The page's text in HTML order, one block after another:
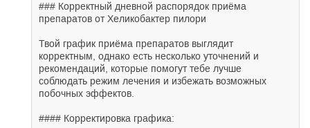
### Корректный дневной распорядок приёма
препаратов от Хеликобактер пилори
Твой график приёма препаратов выглядит
корректным, однако есть несколько уточнений и
рекомендаций, которые помогут тебе лучше
соблюдать режим лечения и избежать возможных
побочных эффектов.
#### Корректировка графика: